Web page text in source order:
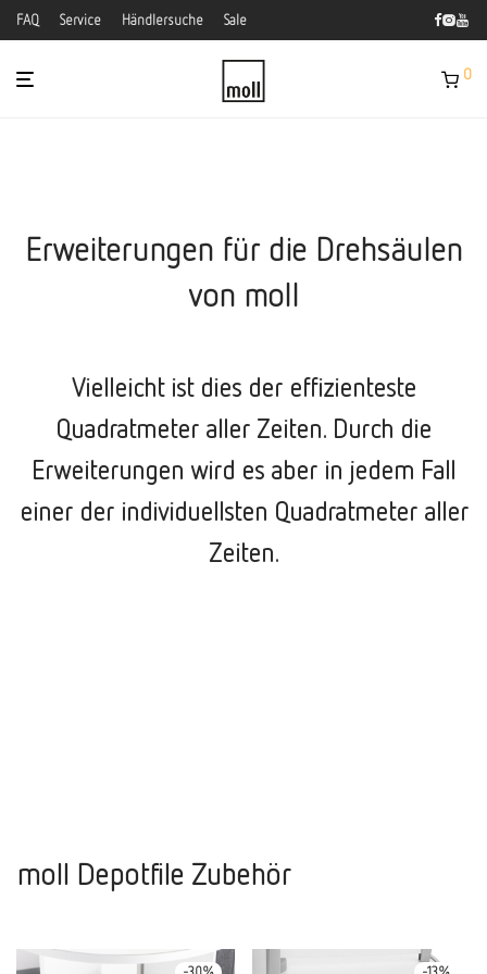
FAQ Service Händlersuche Sale
0
Erweiterungen für die Drehsäulen
von moll
Vielleicht ist dies der effizienteste
Quadratmeter aller Zeiten. Durch die
Erweiterungen wird es aber in jedem Fall
einer der individuellsten Quadratmeter aller
Zeiten.
moll Depotfile Zubehör